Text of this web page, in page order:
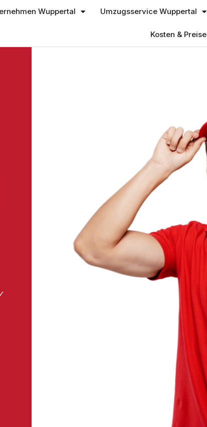
Wuppertal Umzugsservice Wuppertal
Kosten & Preise